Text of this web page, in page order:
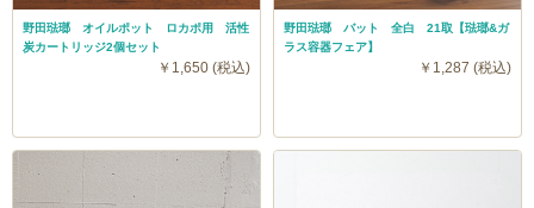
野田琺瑯 オイルポット ロカポ用 活性
炭カートリッジ2個セット
￥1,650 (税込)
野田琺瑯 バット 全白 21取【琺瑯&ガ
ラス容器フェア】
￥1,287 (税込)